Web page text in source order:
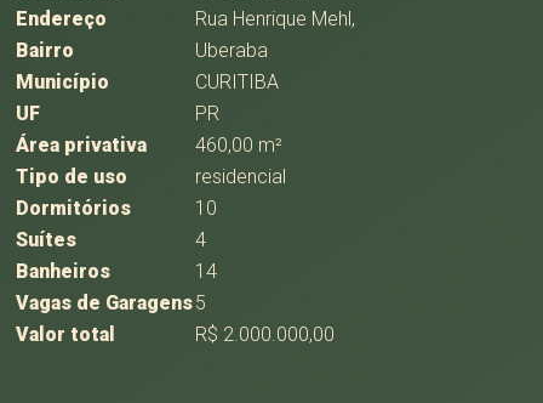
Endereço
Rua Henrique Mehl,
Bairro
Uberaba
Município
CURITIBA
UF
PR
Área privativa
460,00 m²
Tipo de uso
residencial
Dormitórios
10
Suítes
4
Banheiros
14
Vagas de Garagens5
Valor total
R$ 2.000.000,00